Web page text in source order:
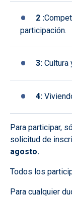
2 :
participación.
3: Cultura
4:
Para participar,
solicitud de
agosto.
Todos los
Para cualquier